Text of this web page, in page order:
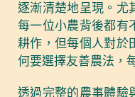
逐漸清楚地呈現。尤
每一位小農背後都有
耕作，但每個人對於
何要選擇友善農法，
透過完整的農事體驗